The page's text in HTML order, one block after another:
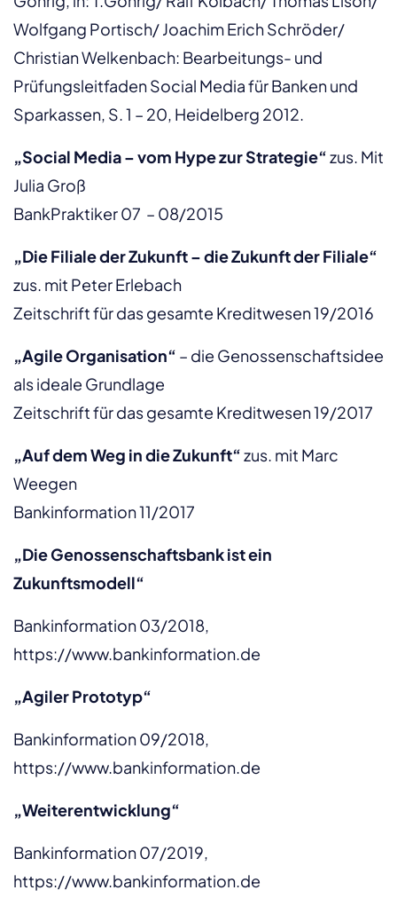
Wolfgang Portisch/ Joachim Erich Schröder/
Christian Welkenbach: Bearbeitungs- und
Prüfungsleitfaden Social Media für Banken und
Sparkassen, S. 1 – 20, Heidelberg 2012.
„Social Media – vom Hype zur Strategie“zus. Mit
Julia Groß
BankPraktiker 07 – 08/2015
„Die Filiale der Zukunft – die Zukunft der Filiale“
zus. mit Peter Erlebach
Zeitschrift für das gesamte Kreditwesen 19/2016
„Agile Organisation“ – die Genossenschaftsidee
als ideale Grundlage
Zeitschrift für das gesamte Kreditwesen 19/2017
„Auf dem Weg in die Zukunft“zus. mit Marc
Weegen
Bankinformation 11/2017
„Die Genossenschaftsbank ist ein
Zukunftsmodell“
Bankinformation 03/2018,
https://www.bankinformation.de
„Agiler Prototyp“
Bankinformation 09/2018,
https://www.bankinformation.de
„Weiterentwicklung“
Bankinformation 07/2019,
https://www.bankinformation.de